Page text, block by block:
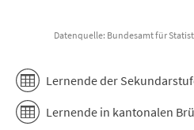
Datenquelle: Bundesamt für
Lernende der
Lernende in kantonalen